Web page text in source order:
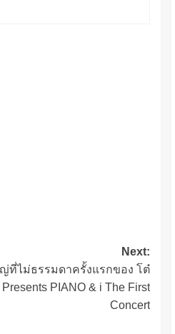
Next:
ที่ไม่ธรรมดาครั้งแรกของ โต๋
PIANO & i The First
Concert